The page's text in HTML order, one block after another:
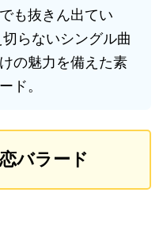
も抜きん出てい
らないシングル曲
の魅力を備えた素
ド。
バラード